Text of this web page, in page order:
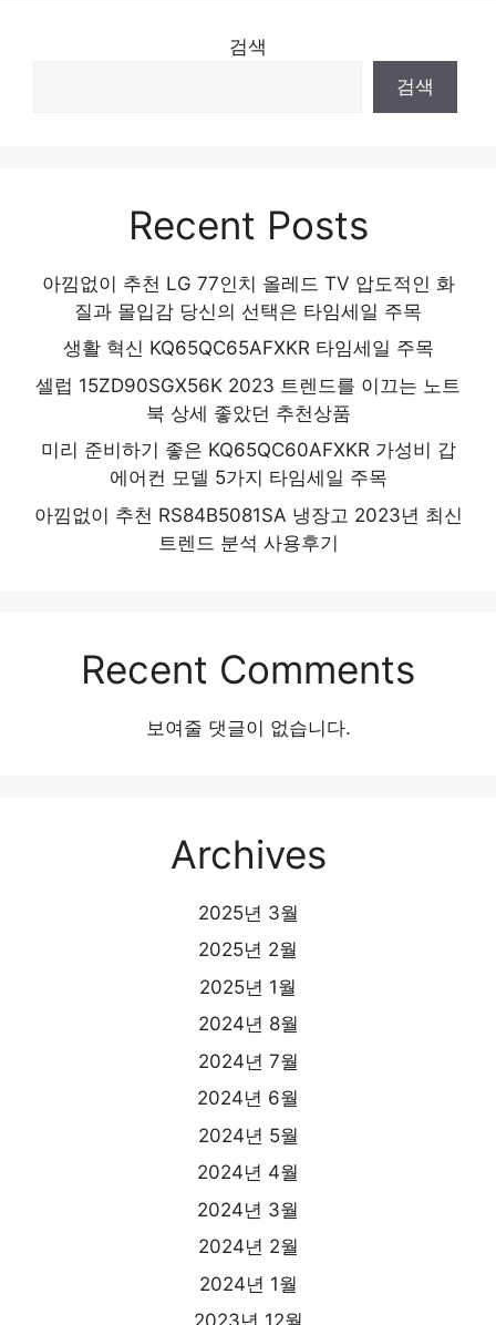
검색
검색
Recent Posts
아낌없이 추천 LG 77인치 올레드 TV 압도적인 화
질과 몰입감 당신의 선택은 타임세일 주목
생활 혁신 KQ65QC65AFXKR 타임세일 주목
셀럽 15ZD90SGX56K 2023 트렌드를 이끄는 노트
북 상세 좋았던 추천상품
미리 준비하기 좋은 KQ65QC60AFXKR 가성비 갑
에어컨 모델 5가지 타임세일 주목
아낌없이 추천 RS84B5081SA 냉장고 2023년 최신
트렌드 분석 사용후기
Recent Comments
보여줄 댓글이 없습니다.
Archives
2025년 3월
2025년 2월
2025년 1월
2024년 8월
2024년 7월
2024년 6월
2024년 5월
2024년 4월
2024년 3월
2024년 2월
2024년 1월
2023년 12월